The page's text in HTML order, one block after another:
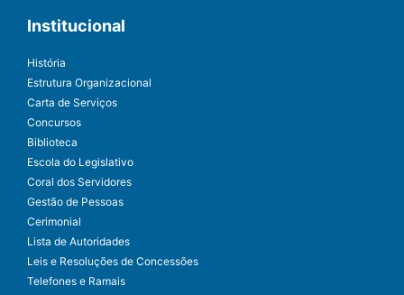
Institucional
História
Estrutura Organizacional
Carta de Serviços
Concursos
Biblioteca
Escola do Legislativo
Coral dos Servidores
Gestão de Pessoas
Cerimonial
Lista de Autoridades
Leis e Resoluções de Concessões
Telefones e Ramais